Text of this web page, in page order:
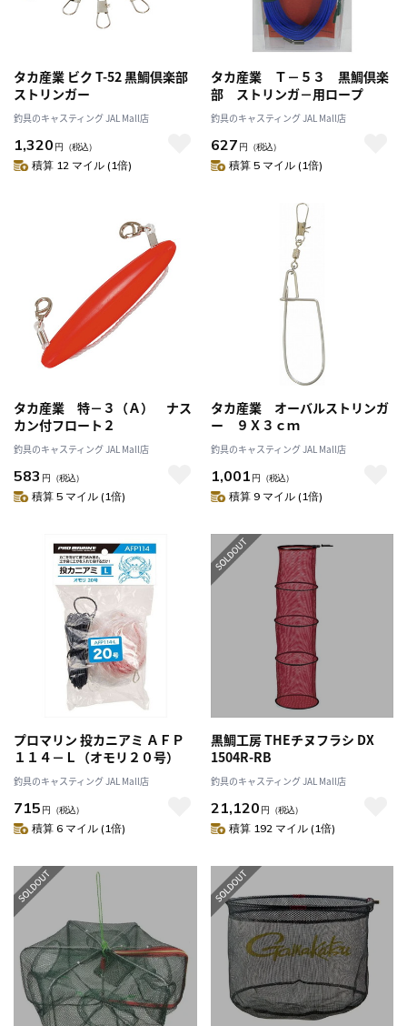
タカ産業 ビク T-52 黒鯛倶楽部
ストリンガー
釣具のキャスティング JAL Mall店
1,320 円 （税込）
積算 12 マイル (1倍)
タカ産業 Ｔ－５３ 黒鯛倶楽
部 ストリンガ－用ロープ
釣具のキャスティング JAL Mall店
627 円 （税込）
積算 5 マイル (1倍)
タカ産業 特－３（Ａ） ナス
カン付フロート２
釣具のキャスティング JAL Mall店
583 円 （税込）
積算 5 マイル (1倍)
タカ産業 オーバルストリンガ
ー ９Ｘ３ｃｍ
釣具のキャスティング JAL Mall店
1,001 円 （税込）
積算 9 マイル (1倍)
プロマリン 投カニアミ ＡＦＰ
１１４－Ｌ（オモリ２０号）
釣具のキャスティング JAL Mall店
715 円 （税込）
積算 6 マイル (1倍)
黒鯛工房 THEチヌフラシ DX
1504R-RB
釣具のキャスティング JAL Mall店
21,120 円 （税込）
積算 192 マイル (1倍)